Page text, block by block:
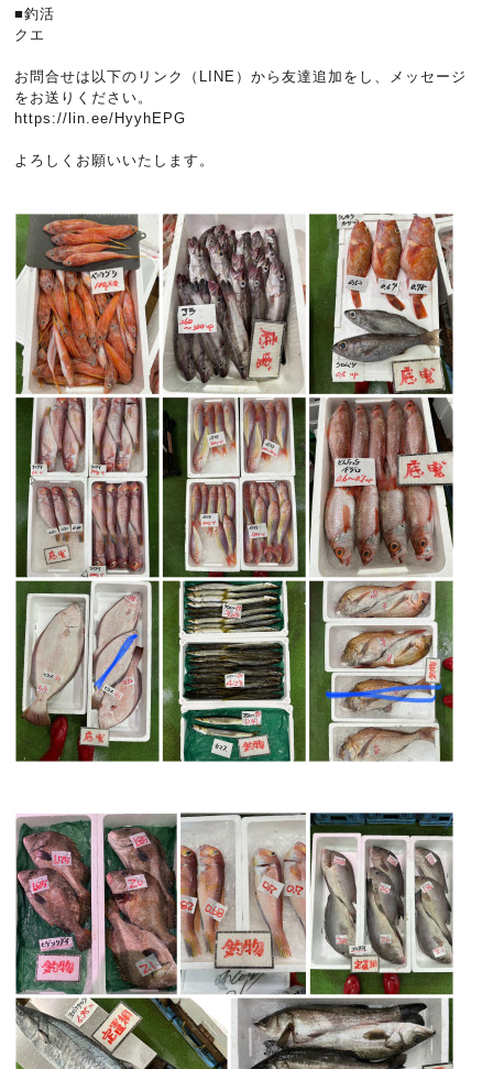
■釣活
クエ
お問合せは以下のリンク（LINE）から友達追加をし、メッセージ
をお送りください。
https://lin.ee/HyyhEPG
よろしくお願いいたします。